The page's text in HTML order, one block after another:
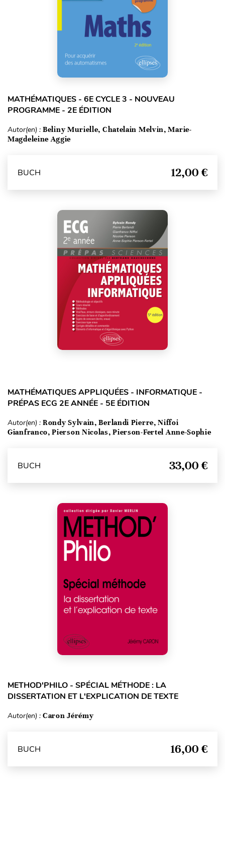
MATHÉMATIQUES - 6E CYCLE 3 - NOUVEAU
PROGRAMME - 2E ÉDITION
Autor(en) : Beliny Murielle, Chatelain Melvin, Marie-
Magdeleine Aggie
BUCH 12,00 €
MATHÉMATIQUES APPLIQUÉES - INFORMATIQUE -
PRÉPAS ECG 2E ANNÉE - 5E ÉDITION
Autor(en) : Rondy Sylvain, Berlandi Pierre, Niffoi
Gianfranco, Pierson Nicolas, Pierson-Fertel Anne-Sophie
BUCH 33,00 €
METHOD'PHILO - SPÉCIAL MÉTHODE : LA
DISSERTATION ET L'EXPLICATION DE TEXTE
Autor(en) : Caron Jérémy
BUCH 16,00 €